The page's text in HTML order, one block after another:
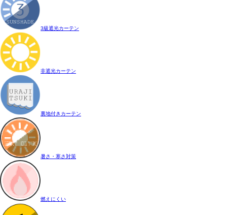
3級遮光カーテン
非遮光カーテン
裏地付きカーテン
暑さ・寒さ対策
燃えにくい